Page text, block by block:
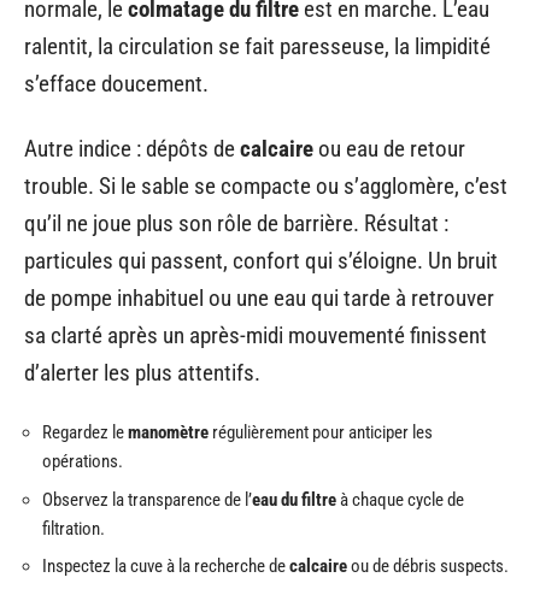
normale, lecolmatage du filtre est en marche. L’eau
ralentit, la circulation se fait paresseuse, la limpidité
s’efface doucement.
Autre indice : dépôts decalcaire ou eau de retour
trouble. Si le sable se compacte ou s’agglomère, c’est
qu’il ne joue plus son rôle de barrière. Résultat :
particules qui passent, confort qui s’éloigne. Un bruit
de pompe inhabituel ou une eau qui tarde à retrouver
sa clarté après un après-midi mouvementé finissent
d’alerter les plus attentifs.
Regardez lemanomètre régulièrement pour anticiper les
opérations.
Observez la transparence de l’eau du filtreà chaque cycle de
filtration.
Inspectez la cuve à la recherche decalcaireou de débris suspects.